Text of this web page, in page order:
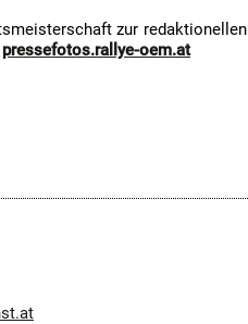
zur redaktionellen
pressefotos.rallye-oem.at